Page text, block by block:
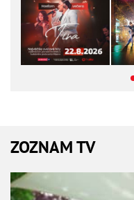
ZOZNAM TV